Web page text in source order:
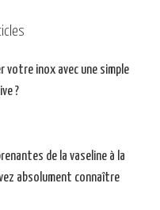
votre inox avec une simple
?
de la vaseline à la
absolument connaître